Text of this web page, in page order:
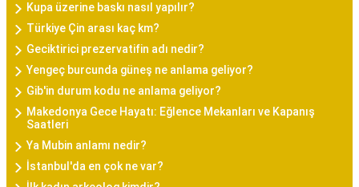
Kupa üzerine baskı nasıl yapılır?
Türkiye Çin arası kaç km?
Geciktirici prezervatifin adı nedir?
Yengeç burcunda güneş ne anlama geliyor?
Gib'in durum kodu ne anlama geliyor?
Makedonya Gece Hayatı: Eğlence Mekanları ve Kapanış
Saatleri
Ya Mubin anlamı nedir?
İstanbul'da en çok ne var?